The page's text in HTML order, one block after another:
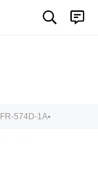
574D-1A▪